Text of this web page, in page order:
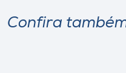
Confira